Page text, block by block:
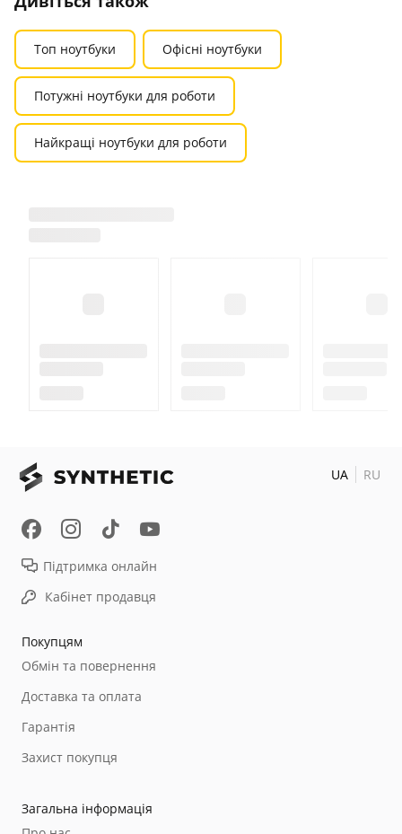
Топ ноутбуки Офісні ноутбуки
Потужні ноутбуки для роботи
Найкращі ноутбуки для роботи
Покупцям
Обмін та повернення
Доставка та оплата
Гарантія
Захист покупця
Загальна інформація
Підтримка онлайн
Кабінет продавця
UA RU